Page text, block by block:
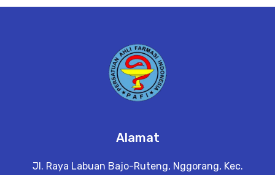
Alamat
Jl. Raya Labuan Bajo-Ruteng, Nggorang, Kec.